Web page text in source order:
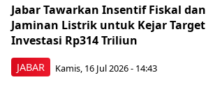
JABAR
Jabar Tawarkan Insentif Fiskal dan
Jaminan Listrik untuk Kejar Target
Investasi Rp314 Triliun
Kamis, 16 Jul 2026 - 14:43